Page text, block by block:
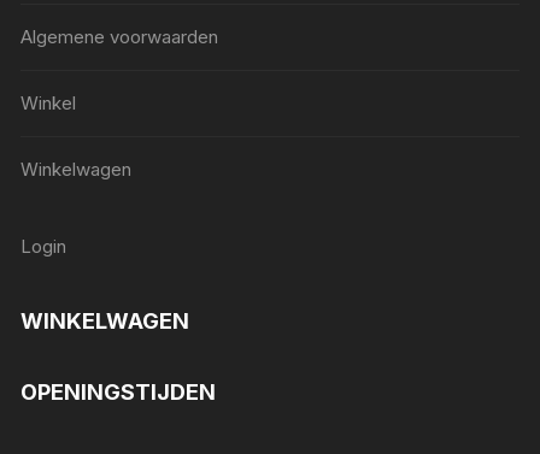
Algemene voorwaarden
Winkel
Winkelwagen
Login
WINKELWAGEN
OPENINGSTIJDEN